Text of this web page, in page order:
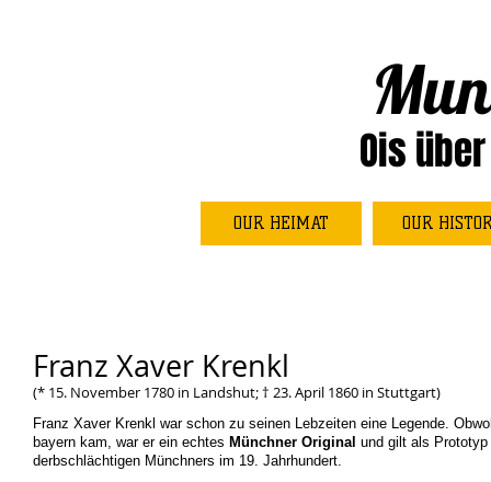
Ois
OUR HEIMAT OUR
Franz Xaver Krenkl war schon zu seinen Lebzeiten eine Legende.
bayern kam, war er ein echtes Münchner Original und gilt als Prototyp
derbschlächtigen Münchners im 19. Jahrhundert.
Franz Xaver Krenkl
(* 15. November 1780 in Landshut; † 23. April 1860 in Stuttgart)